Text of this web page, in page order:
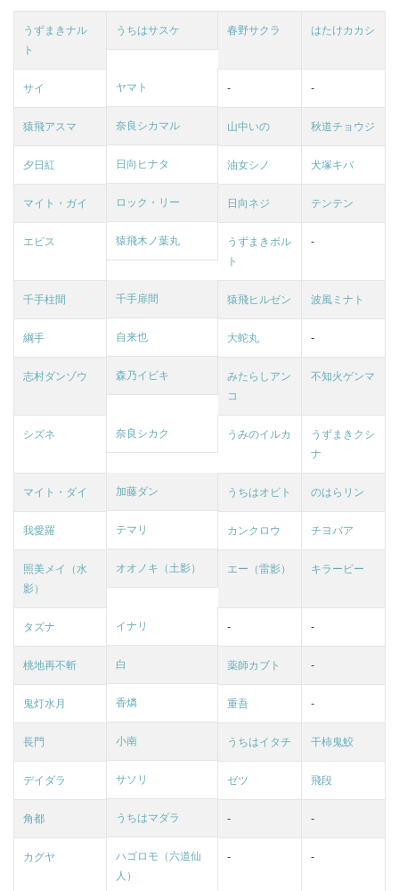
うずまきナル
ト
うちはサスケ 春野サクラ はたけカカシ
サイ ヤマト - -
猿飛アスマ 奈良シカマル 山中いの 秋道チョウジ
夕日紅 日向ヒナタ 油女シノ 犬塚キバ
マイト・ガイ ロック・リー 日向ネジ テンテン
エビス 猿飛木ノ葉丸
うずまきボル
ト
-
千手柱間 千手扉間 猿飛ヒルゼン 波風ミナト
綱手 自来也 大蛇丸 -
志村ダンゾウ 森乃イビキ
みたらしアン
コ
不知火ゲンマ
シズネ 奈良シカク うみのイルカ
うずまきクシ
ナ
マイト・ダイ 加藤ダン うちはオビト のはらリン
我愛羅 テマリ カンクロウ チヨバア
照美メイ（水
影）
オオノキ（土影） エー（雷影） キラービー
タズナ イナリ - -
桃地再不斬 白 薬師カブト -
鬼灯水月 香燐 重吾 -
長門 小南 うちはイタチ 干柿鬼鮫
デイダラ サソリ ゼツ 飛段
角都 うちはマダラ - -
カグヤ
ハゴロモ（六道仙
人）
- -